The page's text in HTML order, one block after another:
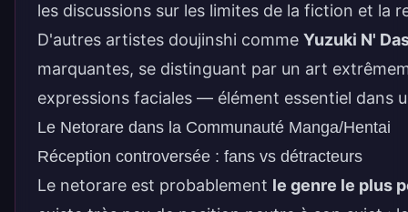
les discussions sur les limites de la fiction et la
D'autres artistes doujinshi comme Yuzuki N'
marquantes, se distinguant par un art
expressions faciales — élément essentiel dans
Le Netorare dans la Communauté Manga/Hentai
Réception controversée : fans vs détracteurs
Le netorare est probablement le genre le plus